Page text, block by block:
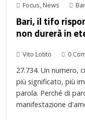
Focus, News
Bari, il tifo
non durerà in
Vito Lotito 0
27.734. Un numero,
più significato, più
parola. Perché di
manifestazione